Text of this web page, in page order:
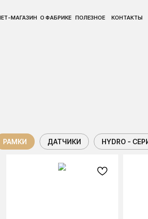
О ФАБРИКЕ ПОЛЕЗНОЕ КОНТАКТЫ
О ФАБРИКЕ ПОЛЕЗНОЕ КОНТАКТЫ
РАМКИ ДАТЧИКИ HYDRO -